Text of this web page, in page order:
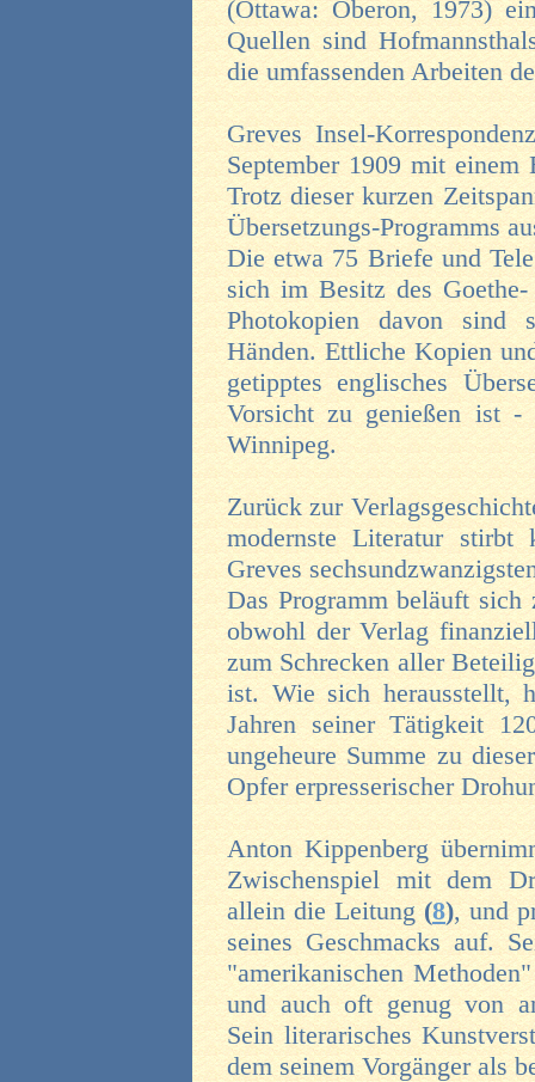
(Ottawa: Oberon, 1973)
Quellen sind
die umfassenden Arbeiten
Greves Insel-
September 1909 mit
Trotz dieser kurzen
Übersetzungs-Programms
Die etwa 75 Briefe und
sich im Besitz des
Photokopien davon sind
Händen. Ettliche Kopien
getipptes englisches
Vorsicht zu genießen ist
Winnipeg.
Zurück zur
modernste Literatur
Greves
Das Programm beläuft
obwohl der Verlag
zum Schrecken aller
ist. Wie sich herausstellt,
Jahren seiner Tätigkeit
ungeheure Summe zu
Opfer erpresserischer
Anton Kippenberg
Zwischenspiel mit dem
allein die Leitung(8), und
seines Geschmacks auf.
"amerikanischen
und auch oft genug von
Sein literarisches
dem seinem Vorgänger als